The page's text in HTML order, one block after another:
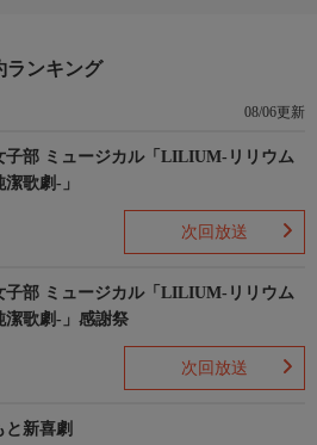
ランキング
08/06更新
子部 ミュージカル「LILIUM-リリウム
歌劇-」
次回放送
子部 ミュージカル「LILIUM-リリウム
潔歌劇-」感謝祭
次回放送
と新喜劇